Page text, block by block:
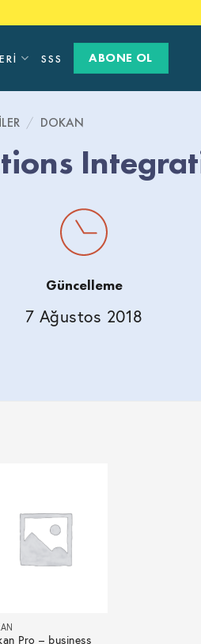
SSS ABONE OL
/ DOKAN
Güncelleme
7 Ağustos 2018
Pro – business